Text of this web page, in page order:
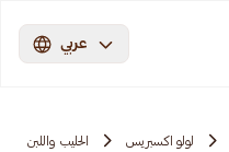
عربي
لولو اكسبريس الحليب واللبن